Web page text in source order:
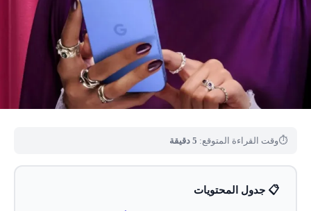
⏱وقت القراءة المتوقع: 5 دقيقة
📋 جدول المحتويات